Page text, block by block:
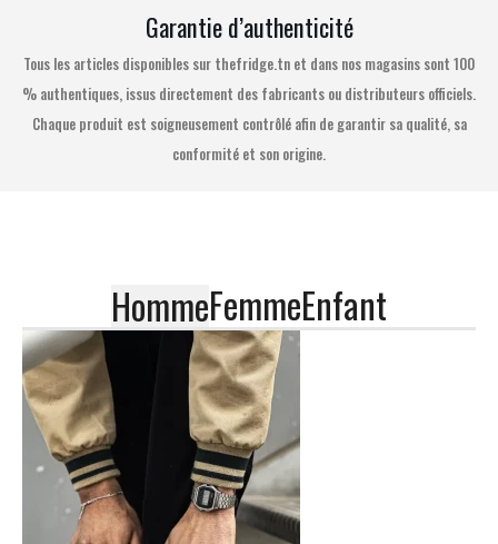
Garantie d’authenticité
Tous les articles disponibles sur thefridge.tn et dans nos magasins sont 100
% authentiques, issus directement des fabricants ou distributeurs officiels.
Chaque produit est soigneusement contrôlé afin de garantir sa qualité, sa
conformité et son origine.
HommeFemmeEnfant